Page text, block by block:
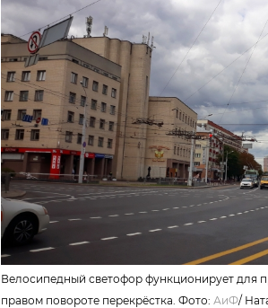
Велосипедный светофор функционирует для
правом повороте перекрёстка. Фото: АиФ/